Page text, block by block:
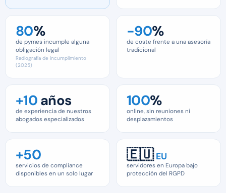
80%
de pymes incumple alguna
obligación legal
Radiografía de incumplimiento
(2025)
−90%
de coste frente a una asesoría
tradicional
+10 años
de experiencia de nuestros
abogados especializados
100%
online, sin reuniones ni
desplazamientos
+50
servicios de compliance
disponibles en un solo lugar
🇪🇺EU
servidores en Europa bajo
protección del RGPD